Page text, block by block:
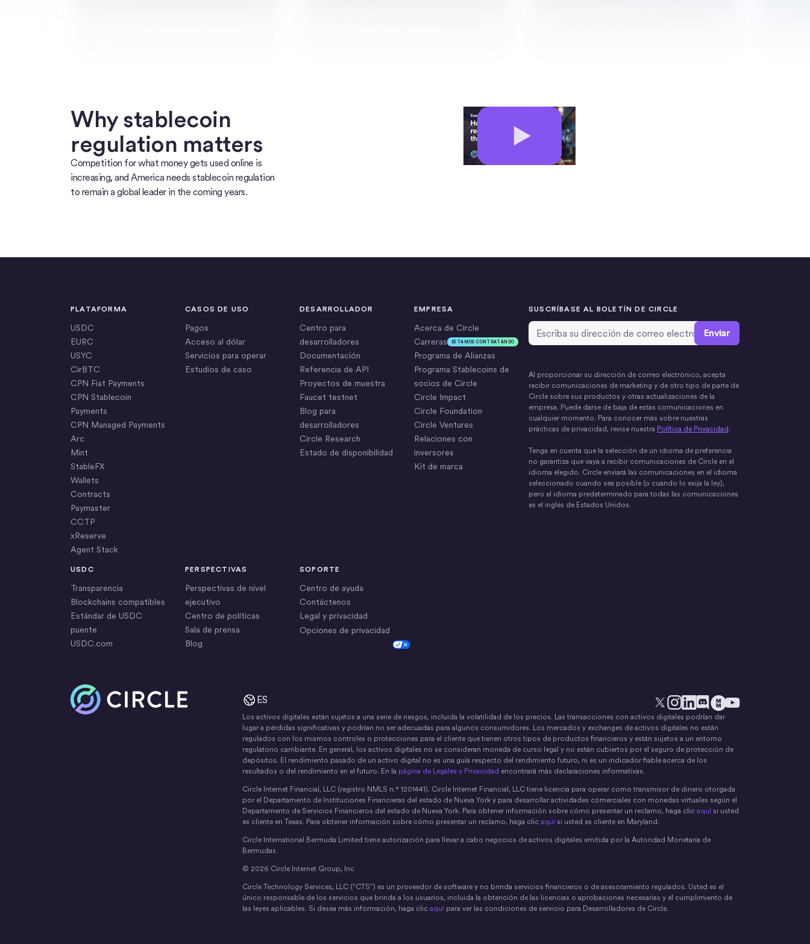
Why stablecoin
regulation matters
Competition for what money gets used online is
increasing, and America needs stablecoin regulation
to remain a global leader in the coming years.
Inicio
PLATAFORMA
USDC
EURC
USYC
CirBTC
CPN Fiat Payments
CPN Stablecoin
Payments
CPN Managed Payments
Arc
Mint
StableFX
Wallets
Contracts
Paymaster
CCTP
xReserve
Agent Stack
CASOS DE USO
Pagos
Acceso al dólar
Servicios para operar
Estudios de caso
DESARROLLADOR
Centro para
desarrolladores
Documentación
Referencia de API
Proyectos de muestra
Faucet testnet
Blog para
desarrolladores
Circle Research
Estado de disponibilidad
EMPRESA
Acerca de Circle
Carreras
ESTAMOS CONTRATANDO
Programa de Alianzas
Programa Stablecoins de
socios de Circle
Circle Impact
Circle Foundation
Circle Ventures
Relaciones con
inversores
Kit de marca
USDC
Transparencia
Blockchains compatibles
Estándar de USDC
puente
USDC.com
PERSPECTIVAS
Perspectivas de nivel
ejecutivo
Centro de políticas
Sala de prensa
Blog
SOPORTE
Centro de ayuda
Contáctenos
Legal y privacidad
Opciones de privacidad
SUSCRÍBASE AL BOLETÍN DE CIRCLE
Dirección de correo electrónico*
Al proporcionar su dirección de correo electrónico, acepta
recibir comunicaciones de marketing y de otro tipo de parte de
Circle sobre sus productos y otras actualizaciones de la
empresa. Puede darse de baja de estas comunicaciones en
cualquier momento. Para conocer más sobre nuestras
prácticas de privacidad, revise nuestra Política de Privacidad .
Tenga en cuenta que la selección de un idioma de preferencia
no garantiza que vaya a recibir comunicaciones de Circle en el
idioma elegido. Circle enviará las comunicaciones en el idioma
seleccionado cuando sea posible (o cuando lo exija la ley),
pero el idioma predeterminado para todas las comunicaciones
es el inglés de Estados Unidos.
ES
X
Instagram
LinkedIn
DiscordEl movimiento del dinero
Los activos digitales están sujetos a una serie de riesgos, incluida la volatilidad de los precios. Las transacciones con activos digitales podrían dar
lugar a pérdidas significativas y podrían no ser adecuadas para algunos consumidores. Los mercados y exchanges de activos digitales no están
regulados con los mismos controles o protecciones para el cliente que tienen otros tipos de productos financieros y están sujetos a un entorno
regulatorio cambiante. En general, los activos digitales no se consideran moneda de curso legal y no están cubiertos por el seguro de protección de
depósitos. El rendimiento pasado de un activo digital no es una guía respecto del rendimiento futuro, ni es un indicador fiable acerca de los
resultados o del rendimiento en el futuro. En la página de Legales y Privacidad encontrará más declaraciones informativas.
Circle Internet Financial, LLC (registro NMLS n.° 1201441). Circle Internet Financial, LLC tiene licencia para operar como transmisor de dinero otorgada
por el Departamento de Instituciones Financieras del estado de Nueva York y para desarrollar actividades comerciales con monedas virtuales según el
Departamento de Servicios Financieros del estado de Nueva York. Para obtener información sobre cómo presentar un reclamo, haga clic aquí si usted
es cliente en Texas. Para obtener información sobre cómo presentar un reclamo, haga clic aquí si usted es cliente en Maryland.
Circle International Bermuda Limited tiene autorización para llevar a cabo negocios de activos digitales emitida por la Autoridad Monetaria de
Bermudas.
© 2026 Circle Internet Group, Inc
Circle Technology Services, LLC (“CTS”) es un proveedor de software y no brinda servicios financieros o de asesoramiento regulados. Usted es el
único responsable de los servicios que brinda a los usuarios, incluida la obtención de las licencias o aprobaciones necesarias y el cumplimiento de
las leyes aplicables. Si desea más información, haga clic aquí para ver las condiciones de servicio para Desarrolladores de Circle.